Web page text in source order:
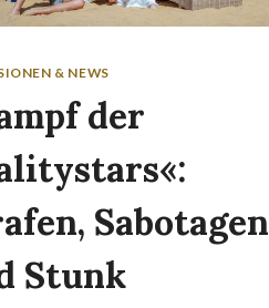
& NEWS
der
Sabotagen
Stunk